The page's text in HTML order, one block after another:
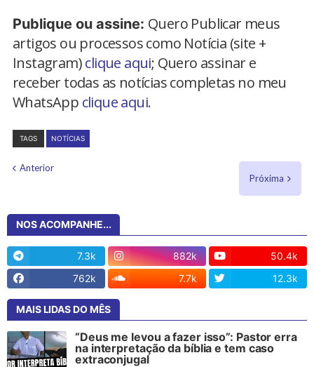
Publique ou assine: Quero Publicar meus
artigos ou processos como Notícia (site +
Instagram)clique aqui; Quero assinar e
receber todas as notícias completas no meu
WhatsApp clique aqui.
TAGS NOTÍCIAS
Anterior
Próxima
NOS ACOMPANHE...
7.3k 882k
50.4k
762k
7.7k 12.3k
MAIS LIDAS DO MÊS
“Deus me levou a fazer isso”: Pastor erra
na interpretação da bíblia e tem caso
extraconjugal